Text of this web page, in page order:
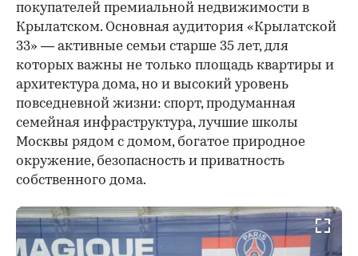
покупателей премиальной недвижимости в
Крылатском. Основная аудитория «Крылатской
33» — активные семьи старше 35 лет, для
которых важны не только площадь квартиры и
архитектура дома, но и высокий уровень
повседневной жизни: спорт, продуманная
семейная инфраструктура, лучшие школы
Москвы рядом с домом, богатое природное
окружение, безопасность и приватность
собственного дома.